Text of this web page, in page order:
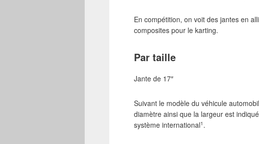
En compétition, on voit des jantes en
composites pour le karting.
Par taille
Jante de 17″
Suivant le modèle du véhicule
diamètre ainsi que la largeur est
système international1 .